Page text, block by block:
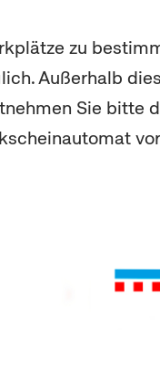
zu
Außerhalb
Sie bitte